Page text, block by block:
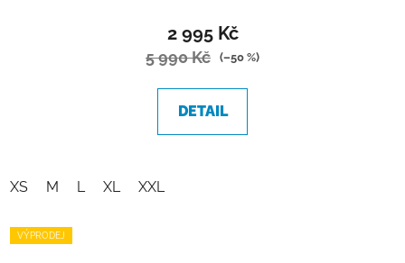
2 995 Kč
5 990 Kč (–50 %)
DETAIL
XS M L XL XXL
VÝPRODEJ